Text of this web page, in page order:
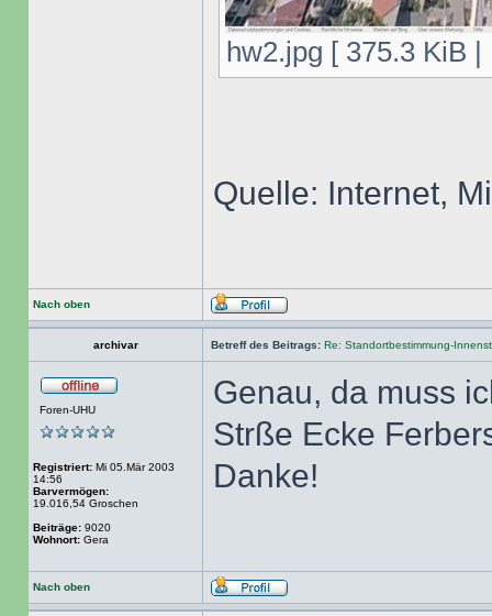
hw2.jpg [ 375.3 KiB
Quelle: Internet,
Nach oben
archivar Betreff des Beitrags: Re: Standortbestimmung-
Foren-UHU
Registriert: Mi 05.Mär 2003
14:56
Barvermögen:
19.016,54 Groschen
Beiträge: 9020
Wohnort: Gera
Genau, da muss
Strße Ecke
Danke!
Nach oben